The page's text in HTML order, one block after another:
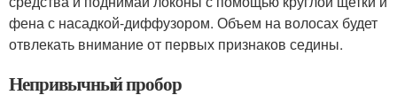
фена с насадкой-диффузором. Объем на волосах будет
отвлекать внимание от первых признаков седины.
Непривычный пробор